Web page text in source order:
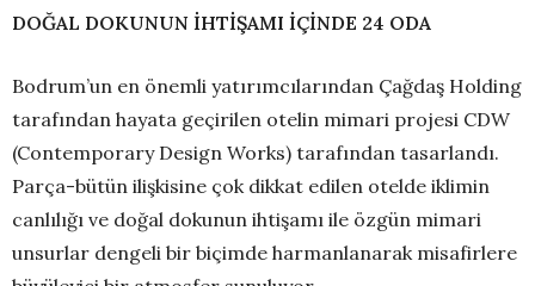
DOĞAL DOKUNUN İHTİŞAMI İÇİNDE 24 ODA
Bodrum’un en önemli yatırımcılarından Çağdaş Holding
tarafından hayata geçirilen otelin mimari projesi CDW
(Contemporary Design Works) tarafından tasarlandı.
Parça-bütün ilişkisine çok dikkat edilen otelde iklimin
canlılığı ve doğal dokunun ihtişamı ile özgün mimari
unsurlar dengeli bir biçimde harmanlanarak misafirlere